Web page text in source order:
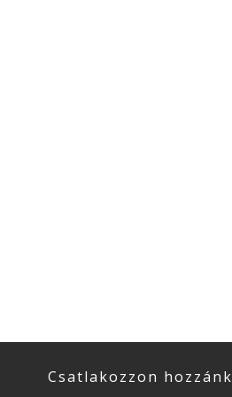
Csatlakozzon hozzánk